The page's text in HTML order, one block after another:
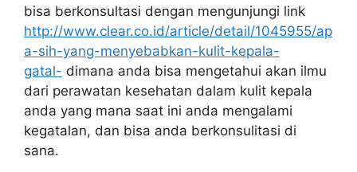
bisa berkonsultasi dengan mengunjungi link
http://www.clear.co.id/article/detail/1045955/ap
a-sih-yang-menyebabkan-kulit-kepala-
gatal- dimana anda bisa mengetahui akan ilmu
dari perawatan kesehatan dalam kulit kepala
anda yang mana saat ini anda mengalami
kegatalan, dan bisa anda berkonsulitasi di
sana.